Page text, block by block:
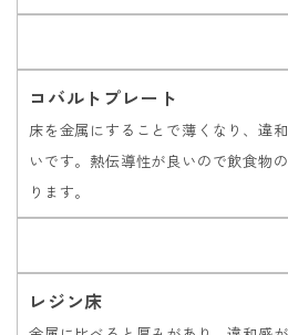
コバルトプレート
床を金属にすることで薄くなり、違
いです。熱伝導性が良いので飲食物
ります。
レジン床